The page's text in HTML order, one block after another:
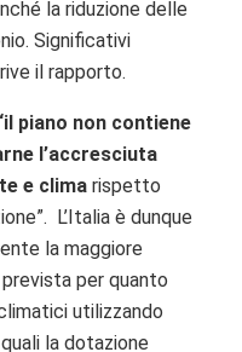
la riduzione delle
Significativi
il rapporto.
piano non contiene
l’accresciuta
e clima rispetto
L’Italia è dunque
la maggiore
per quanto
utilizzando
la dotazione